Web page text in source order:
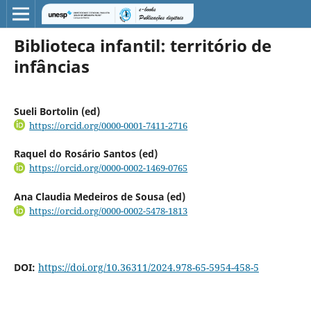
Biblioteca infantil: território de
infâncias
Sueli Bortolin (ed)
https://orcid.org/0000-0001-7411-2716
Raquel do Rosário Santos (ed)
https://orcid.org/0000-0002-1469-0765
Ana Claudia Medeiros de Sousa (ed)
https://orcid.org/0000-0002-5478-1813
DOI: https://doi.org/10.36311/2024.978-65-5954-458-5